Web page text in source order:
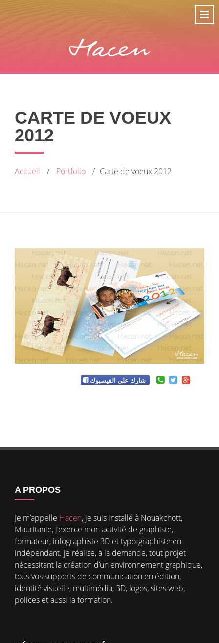
CARTE DE VOEUX
2012
Accueil Portfolio Carte de voeux 2012
A PROPOS
Je m’appelle Hacen, je suis installé à Nouakchott,
Mauritanie, j’exerce mon activité de graphiste,
formateur, infographiste 3D et typo-graphiste en
indépendant. je réalise, à la demande, tout projet
nécessitant la création d’un environnement graphique,
tous vos supports de communication en édition,
identité visuelle, multimédia, 3D, logos, sites web,
polices et aussi la formation.